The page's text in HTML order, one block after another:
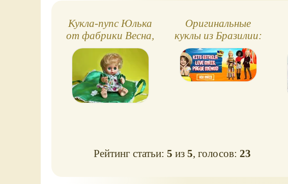
Кукла-пупс Юлька
от фабрики Весна,
фото обзор
Оригинальные
куклы из Бразилии:
Estrela
Рейтинг статьи:5 из5 , голосов: 23